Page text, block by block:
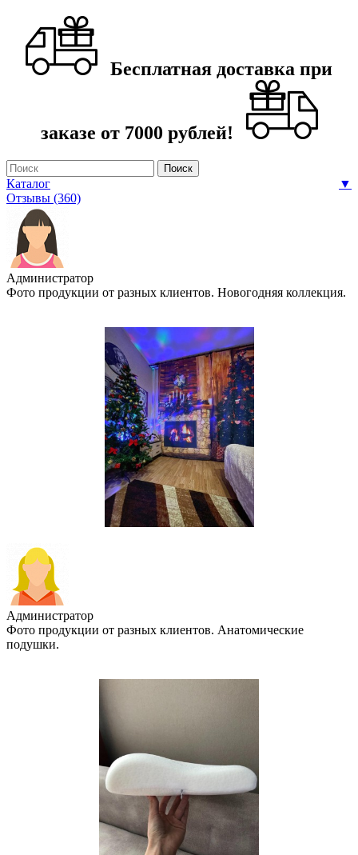
Бесплатная доставка при
заказе от 7000 рублей!
Каталог
▼
Отзывы (360)
Администратор
Фото продукции от разных клиентов. Новогодняя коллекция.
Администратор
Фото продукции от разных клиентов. Анатомические
подушки.